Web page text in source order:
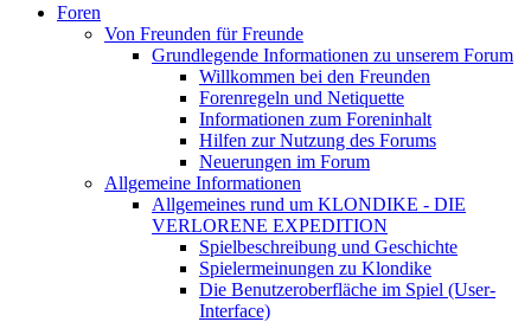
Foren
Von Freunden für Freunde
Grundlegende Informationen zu unserem Forum
Willkommen bei den Freunden
Forenregeln und Netiquette
Informationen zum Foreninhalt
Hilfen zur Nutzung des Forums
Neuerungen im Forum
Allgemeine Informationen
Allgemeines rund um KLONDIKE - DIE
VERLORENE EXPEDITION
Spielbeschreibung und Geschichte
Spielermeinungen zu Klondike
Die Benutzeroberfläche im Spiel (User-
Interface)